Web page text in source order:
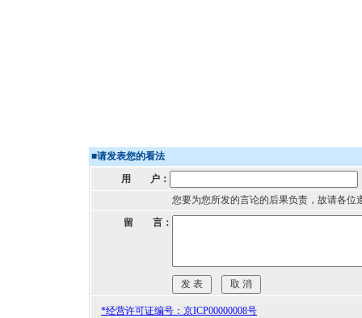
■请发表您的看法
用 户：
您要为您所发的言论的后果负责，故请各位
留 言：
*经营许可证编号：京ICP00000008号